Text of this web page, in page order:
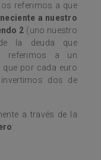
referimos a que
a nuestro
2 (uno nuestro
la deuda que
referimos a un
por cada euro
dos de
a través de la
: